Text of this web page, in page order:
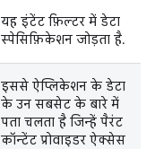
यह इंटेंट फ़िल्टर में डेटा
स्पेसिफ़िकेशन जोड़ता है.
इससे ऐप्लिकेशन के डेटा
के उन सबसेट के बारे में
पता चलता है जिन्हें पैरंट
कॉन्टेंट प्रोवाइडर ऐक्सेस